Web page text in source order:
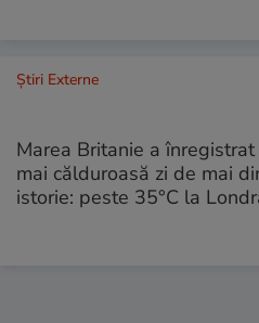
Știri Externe
Marea Britanie a înregistrat
mai călduroasă zi de mai
istorie: peste 35°C la